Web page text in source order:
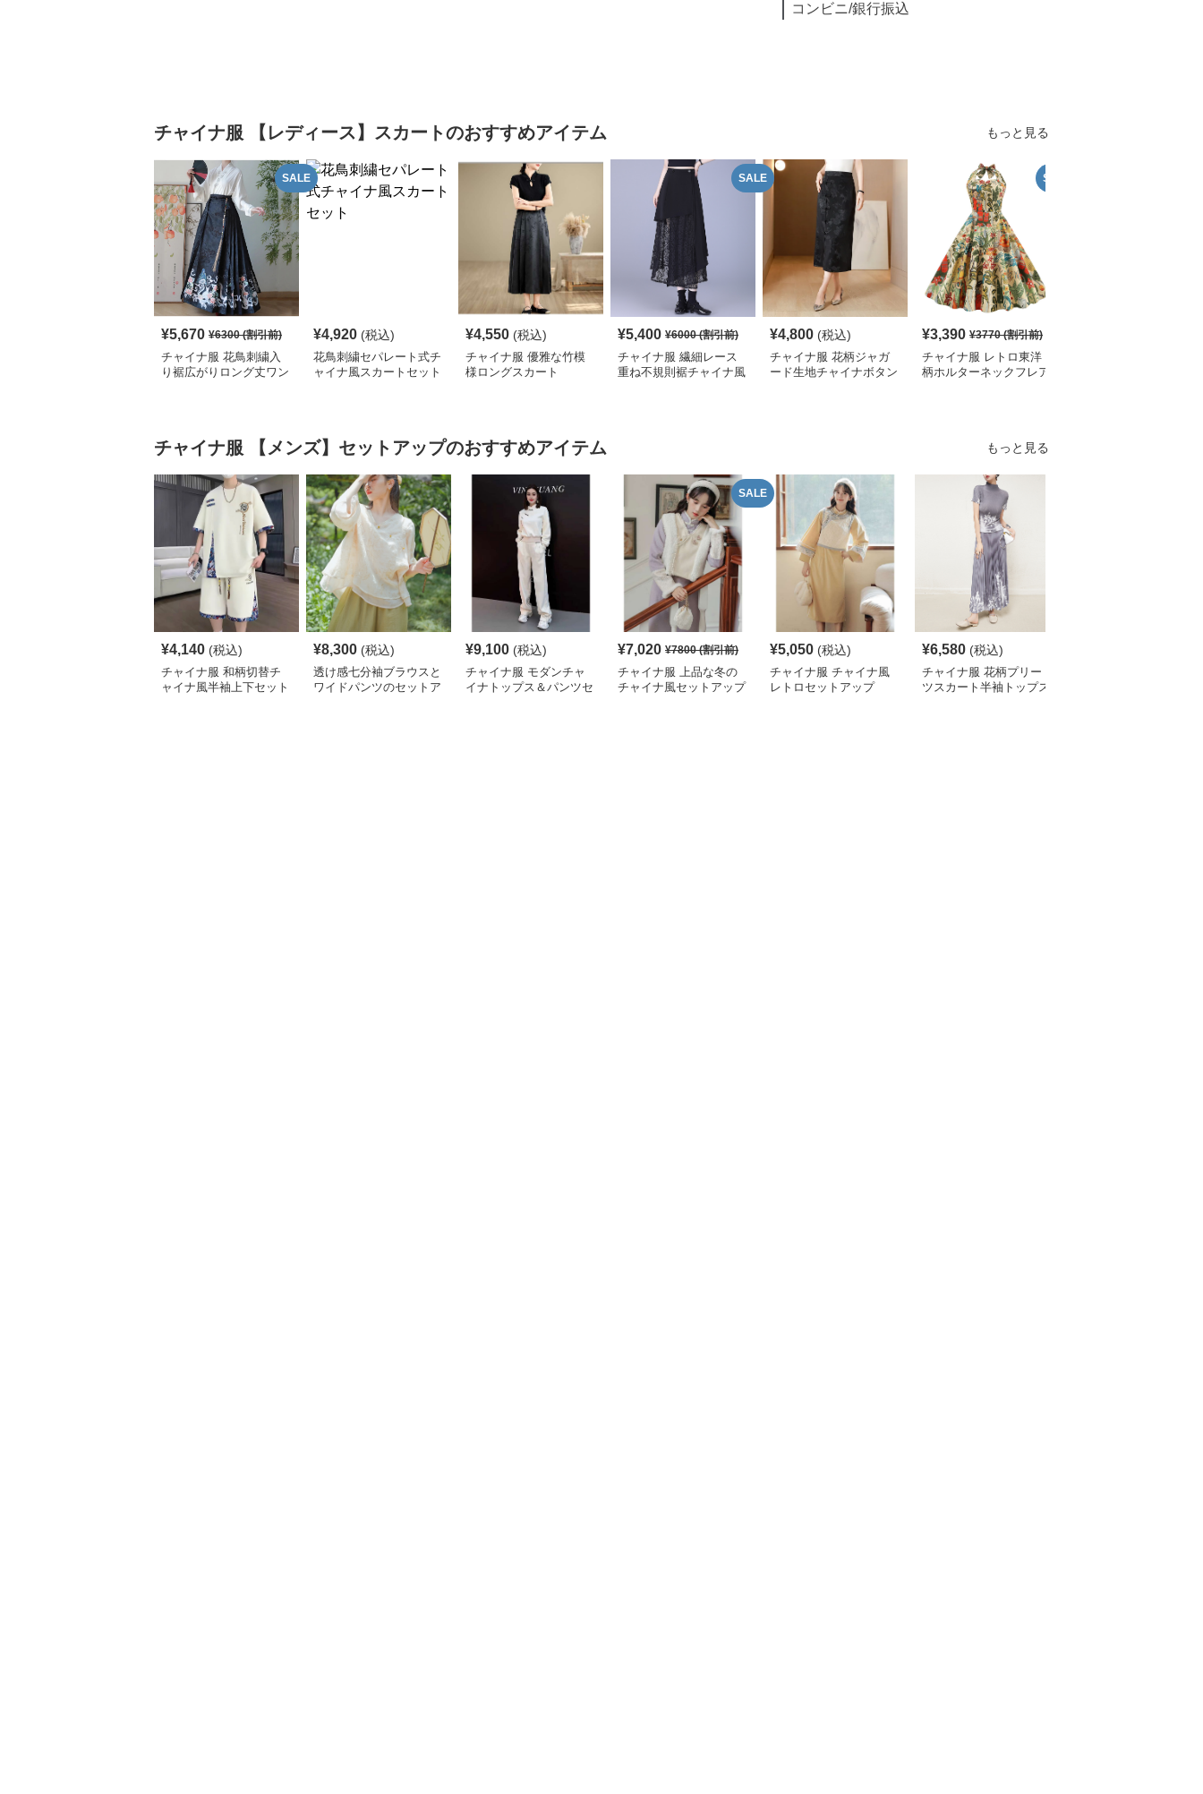
コンビニ/銀行振込
チャイナ服 【レディース】スカートのおすすめアイテム もっと見る
SALE
¥5,670 ¥6300(割引前)
チャイナ服 花鳥刺繍入
り裾広がりロング丈ワン
¥4,920 (税込)
花鳥刺繍セパレート式チ
ャイナ風スカートセット
¥4,550 (税込)
チャイナ服 優雅な竹模
様ロングスカート
SALE
¥5,400 ¥6000(割引前)
チャイナ服 繊細レース
重ね不規則裾チャイナ風
¥4,800 (税込)
チャイナ服 花柄ジャガ
ード生地チャイナボタン
SALE
¥3,390 ¥3770(割引前)
チャイナ服 レトロ東洋
柄ホルターネックフレア
チャイナ服 【メンズ】セットアップのおすすめアイテム もっと見る
¥4,140 (税込)
チャイナ服 和柄切替チ
ャイナ風半袖上下セット
¥8,300 (税込)
透け感七分袖ブラウスと
ワイドパンツのセットア
¥9,100 (税込)
チャイナ服 モダンチャ
イナトップス＆パンツセ
SALE
¥7,020 ¥7800(割引前)
チャイナ服 上品な冬の
チャイナ風セットアップ
¥5,050 (税込)
チャイナ服 チャイナ風
レトロセットアップ
¥6,580 (税込)
チャイナ服 花柄プリー
ツスカート半袖トップス